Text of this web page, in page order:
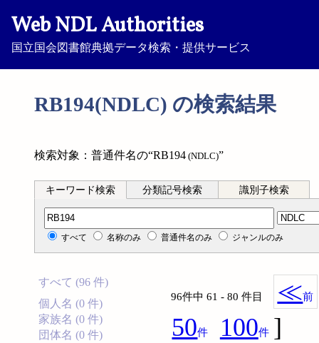
Web NDL Authorities
国立国会図書館典拠データ検索・提供サービス
RB194(NDLC) の検索結果
検索対象：普通件名の“RB194 (NDLC)”
キーワード検索 分類記号検索 識別子検索
分類記号検索
すべて 名称のみ 普通件名のみ ジャンルのみ
すべて (96 件)
個人名 (0 件)
家族名 (0 件)
団体名 (0 件)
96件中 61 - 80 件目 ≪前
50件 100件 ]